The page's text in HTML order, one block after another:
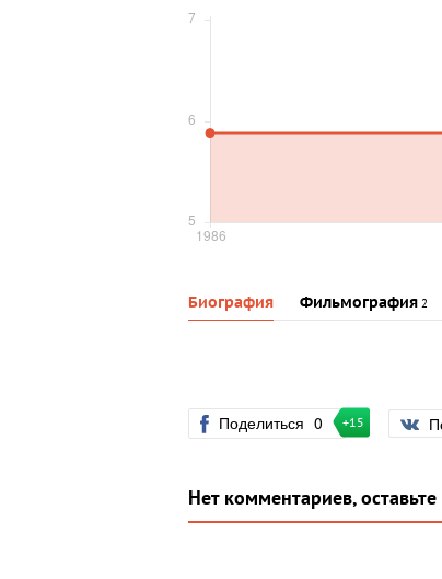
Биография Фильмография 2
Поделиться 0 +15
Нет комментариев,